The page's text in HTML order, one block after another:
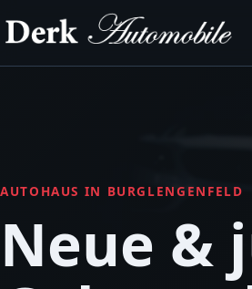
AUTOHAUS IN BURGLENGENFELD
Neue &